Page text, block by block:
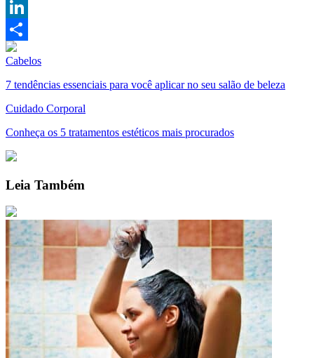
Pinterest
LinkedIn
Compartilhar
Cabelos
7 tendências essenciais para você aplicar no seu salão de beleza
Cuidado Corporal
Conheça os 5 tratamentos estéticos mais procurados
Leia Também